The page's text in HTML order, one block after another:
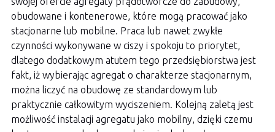
obudowane i kontenerowe, które mogą pracować jako
stacjonarne lub mobilne. Praca lub nawet zwykłe
czynności wykonywane w ciszy i spokoju to priorytet,
dlatego dodatkowym atutem tego przedsiębiorstwa jest
fakt, iż wybierając agregat o charakterze stacjonarnym,
można liczyć na obudowę ze standardowym lub
praktycznie całkowitym wyciszeniem. Kolejną zaletą jest
możliwość instalacji agregatu jako mobilny, dzięki czemu